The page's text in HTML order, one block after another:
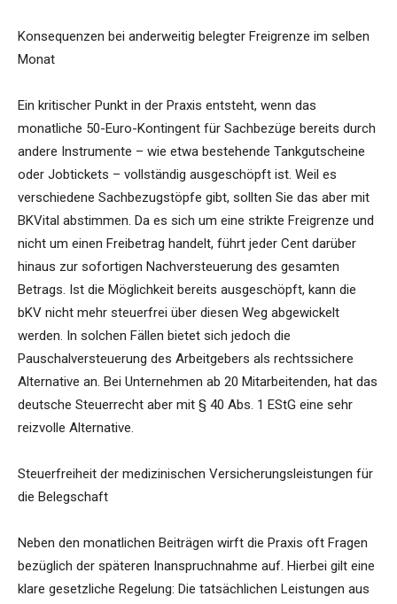
Konsequenzen bei anderweitig belegter Freigrenze im selben
Monat
Ein kritischer Punkt in der Praxis entsteht, wenn das
monatliche 50-Euro-Kontingent für Sachbezüge bereits durch
andere Instrumente – wie etwa bestehende Tankgutscheine
oder Jobtickets – vollständig ausgeschöpft ist. Weil es
verschiedene Sachbezugstöpfe gibt, sollten Sie das aber mit
BKVital abstimmen. Da es sich um eine strikte Freigrenze und
nicht um einen Freibetrag handelt, führt jeder Cent darüber
hinaus zur sofortigen Nachversteuerung des gesamten
Betrags. Ist die Möglichkeit bereits ausgeschöpft, kann die
bKV nicht mehr steuerfrei über diesen Weg abgewickelt
werden. In solchen Fällen bietet sich jedoch die
Pauschalversteuerung des Arbeitgebers als rechtssichere
Alternative an. Bei Unternehmen ab 20 Mitarbeitenden, hat das
deutsche Steuerrecht aber mit § 40 Abs. 1 EStG eine sehr
reizvolle Alternative.
Steuerfreiheit der medizinischen Versicherungsleistungen für
die Belegschaft
Neben den monatlichen Beiträgen wirft die Praxis oft Fragen
bezüglich der späteren Inanspruchnahme auf. Hierbei gilt eine
klare gesetzliche Regelung: Die tatsächlichen Leistungen aus